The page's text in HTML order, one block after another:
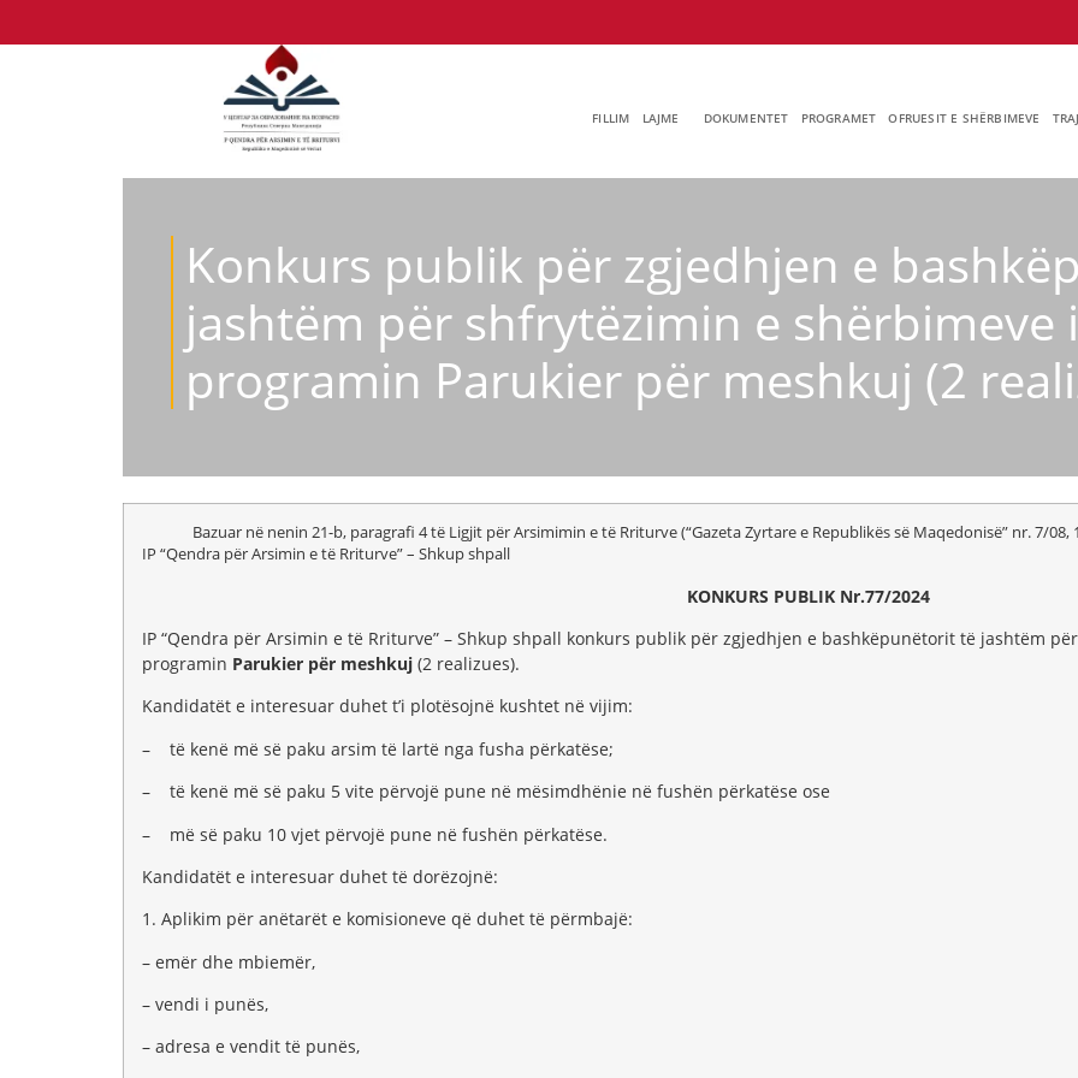
FILLIM LAJME DOKUMENTET PROGRAMET OFRUESIT E SHËRBIMEVE
Konkurs publik për zgjedhjen e
jashtëm për shfrytëzimin e
programin Parukier për meshkuj (2
Bazuar në nenin 21-b, paragrafi 4 të Ligjit për Arsimimin e të Rriturve (“Gazeta Zyrtare e Republikës së Maqedonisë” nr. 7/08,
IP “Qendra për Arsimin e të Rriturve” – Shkup shpall
KONKURS PUBLIK Nr.77/2024
IP “Qendra për Arsimin e të Rriturve” – Shkup shpall konkurs publik për zgjedhjen e bashkëpunëtorit të jashtëm
programin Parukier për meshkuj (2 realizues).
Kandidatët e interesuar duhet t’i plotësojnë kushtet në vijim:
– të kenë më së paku arsim të lartë nga fusha përkatëse;
– të kenë më së paku 5 vite përvojë pune në mësimdhënie në fushën përkatëse ose
– më së paku 10 vjet përvojë pune në fushën përkatëse.
Kandidatët e interesuar duhet të dorëzojnë:
1. Aplikim për anëtarët e komisioneve që duhet të përmbajë:
– emër dhe mbiemër,
– vendi i punës,
– adresa e vendit të punës,